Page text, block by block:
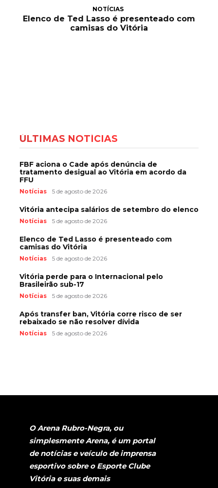
NOTÍCIAS
Elenco de Ted Lasso é presenteado com
camisas do Vitória
ÚLTIMAS NOTÍCIAS
FBF aciona o Cade após denúncia de
tratamento desigual ao Vitória em acordo da
FFU
Notícias 5 de agosto de 2026
Vitória antecipa salários de setembro do elenco
Notícias 5 de agosto de 2026
Elenco de Ted Lasso é presenteado com
camisas do Vitória
Notícias 5 de agosto de 2026
Vitória perde para o Internacional pelo
Brasileirão sub-17
Notícias 5 de agosto de 2026
Após transfer ban, Vitória corre risco de ser
rebaixado se não resolver dívida
Notícias 5 de agosto de 2026
O Arena Rubro-Negra, ou
simplesmente Arena, é um portal
de notícias e veículo de imprensa
esportivo sobre o Esporte Clube
Vitória e suas demais